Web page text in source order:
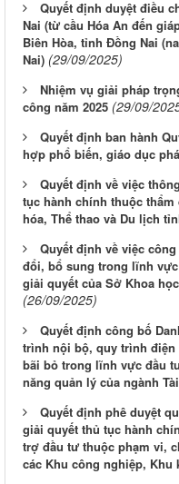
Quyết định duyệt điều
Nai (từ cầu Hóa An đến
Biên Hòa, tỉnh Đồng Nai
Nai) (29/09/2025)
Nhiệm vụ giải pháp
công năm 2025 (29/09/
Quyết định ban hành
hợp phổ biến, giáo dục
Quyết định về việc
tục hành chính thuộc thẩm
hóa, Thể thao và Du lịch
Quyết định về việc
đổi, bổ sung trong lĩnh
giải quyết của Sở Khoa
(26/09/2025)
Quyết định công bố
trình nội bộ, quy trình
bãi bỏ trong lĩnh vực đầu
năng quản lý của ngành
Quyết định phê duyệt
giải quyết thủ tục hành
trợ đầu tư thuộc phạm vi,
các Khu công nghiệp, Khu